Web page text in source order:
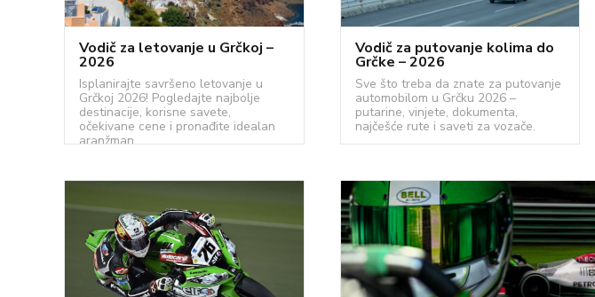
Vodič za letovanje u Grčkoj –
2026
Isplanirajte savršeno letovanje u
Grčkoj 2026! Pogledajte najbolje
destinacije, korisne savete,
očekivane cene i pronađite idealan
aranžman.
Vodič za putovanje kolima do
Grčke – 2026
Sve što treba da znate za putovanje
automobilom u Grčku 2026 –
putarine, vinjete, dokumenta,
najčešće rute i saveti za vozače.